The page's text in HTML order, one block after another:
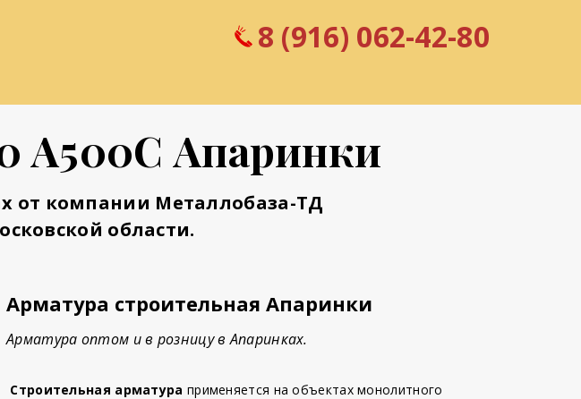
8 (916) 062-42-80
А500С Апаринки
от компании Металлобаза-ТД
области.
Арматура строительная Апаринки
Арматура оптом и в розницу в Апаринках.
Строительная арматура применяется на объектах монолитного